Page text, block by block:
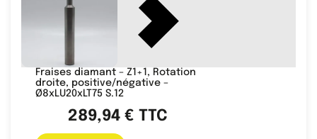
Fraises diamant – Z1+1, Rotation
droite, positive/négative –
Ø8xLU20xLT75 S.12
289,94 € TTC